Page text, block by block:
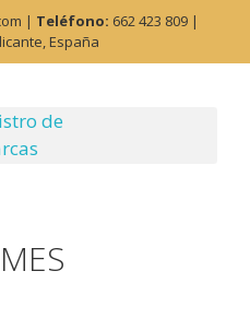
| Teléfono: 662 423 809 |
España